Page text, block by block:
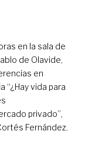
en la sala de
de Olavide,
en
“¿Hay vida para
privado”,
Fernández.